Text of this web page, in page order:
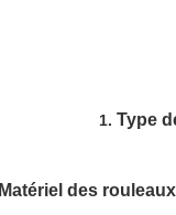
1. Type
Matériel des